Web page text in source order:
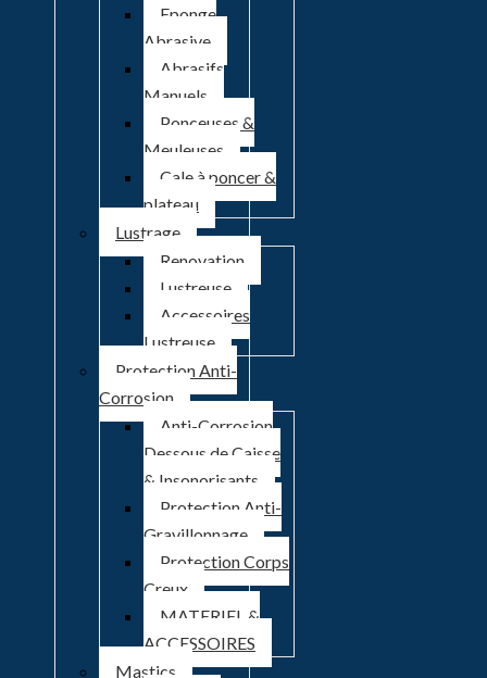
Eponge
Abrasive
Abrasifs
Manuels
Ponceuses &
Meuleuses
Cale à poncer &
plateau
Lustrage
Renovation
Lustreuse
Accessoires
Lustreuse
Protection Anti-
Corrosion
Anti-Corrosion
Dessous de Caisse
& Insonorisants
Protection Anti-
Gravillonnage
Protection Corps
Creux
MATERIEL &
ACCESSOIRES
Mastics